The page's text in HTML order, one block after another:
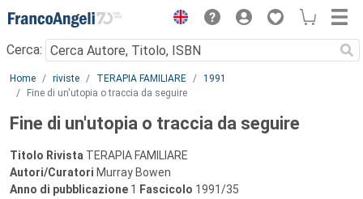
Menu
Cerca:
Main content
Home riviste TERAPIA FAMILIARE
1991
Fine di un'utopia o traccia da seguire
Fine di un'utopia o traccia da seguire
Titolo Rivista TERAPIA FAMILIARE
Autori/Curatori Murray Bowen
Anno di pubblicazione 1 Fascicolo 1991/35